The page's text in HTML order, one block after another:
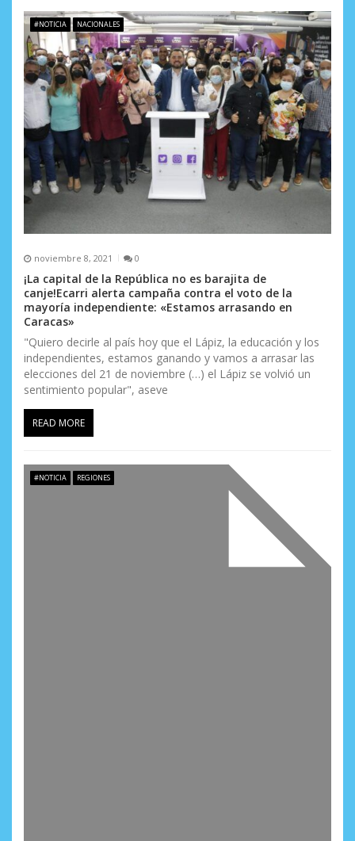
d
a
s
#NOTICIA NACIONALES
noviembre 8, 2021 0
¡La capital de la República no es barajita de
canje!Ecarri alerta campaña contra el voto de la
mayoría independiente: «Estamos arrasando en
Caracas»
"Quiero decirle al país hoy que el Lápiz, la educación y los
independientes, estamos ganando y vamos a arrasar las
elecciones del 21 de noviembre (…) el Lápiz se volvió un
sentimiento popular", aseve
READ MORE
#NOTICIA REGIONES